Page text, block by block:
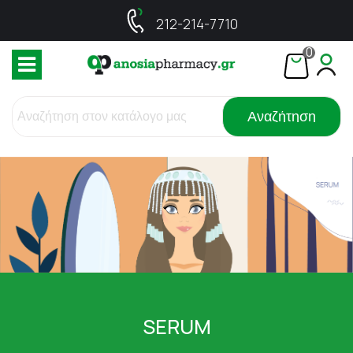
212-214-7710
0
Αναζήτηση
SERUM